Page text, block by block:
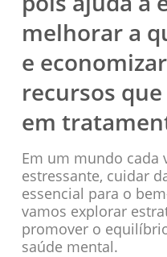
melhorar a
e
recursos
em
Em um mundo cada
estressante, cuidar
essencial para o
vamos explorar
promover o
saúde mental.